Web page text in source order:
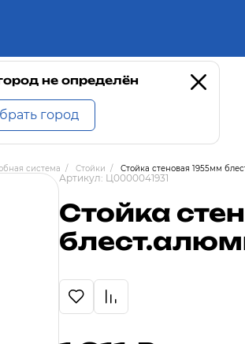
не определён
город
система / Стойки / Стойка стеновая 1955мм
Артикул: Ц0000041931
Стойка